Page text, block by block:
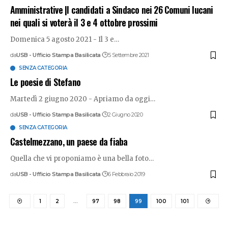
Amministrative |I candidati a Sindaco nei 26 Comuni lucani
nei quali si voterà il 3 e 4 ottobre prossimi
Domenica 5 agosto 2021 - Il 3 e…
daUSB - Ufficio Stampa Basilicata 5 Settembre 2021
SENZA CATEGORIA
Le poesie di Stefano
Martedì 2 giugno 2020 - Apriamo da oggi…
daUSB - Ufficio Stampa Basilicata 2 Giugno 2020
SENZA CATEGORIA
Castelmezzano, un paese da fiaba
Quella che vi proponiamo è una bella foto…
daUSB - Ufficio Stampa Basilicata 6 Febbraio 2019
1 2 … 97 98 99 100 101